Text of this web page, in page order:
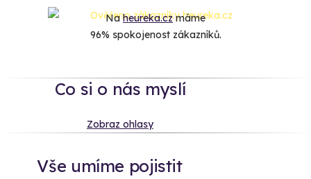
Naheureka.czmáme
96% spokojenost zákazníků.
Co si o nás myslí
Zobraz ohlasy
Vše umíme pojistit